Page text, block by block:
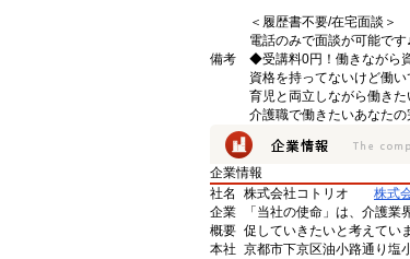
＜履歴書不要/在宅面談＞
電話のみで面談が可能です
備考
◆受講料0円！働きながら
資格を持ってないけど働
育児と両立しながら働きた
介護職で働きたいあなた
企業情報
社名
株式会社コトリオ
株式
企業
概要
「当社の使命」は、介護
促していきたいと考えて
本社 京都市下京区油小路通り